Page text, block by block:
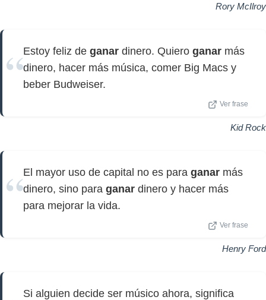
Rory McIlroy
Estoy feliz de ganar dinero. Quiero ganar más
dinero, hacer más música, comer Big Macs y
beber Budweiser.
Ver frase
Kid Rock
El mayor uso de capital no es para ganar más
dinero, sino para ganar dinero y hacer más
para mejorar la vida.
Ver frase
Henry Ford
Si alguien decide ser músico ahora, significa